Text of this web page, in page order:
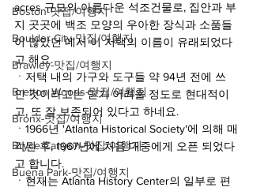
Boston-맛집/여행지
Boulder City-맛집/여행지
Brawley-맛집/여행지
Bretton Woods-맛집/여행지
Bronx-맛집/여행지
Bryce Canyon-맛집/여행지
Buena Park-맛집/여행지
acres 규모의 아름다운 석조건물로, 집안과 부
지 곳곳에 백조 모양의 우아한 장식과 소품들
이 많았던 데서 이 저택의 이름이 유래되었다
고 해요.
ㆍ저택 내의 가구와 도구들 약 94년 전에 쓰
인 것이라고는 믿기 어려울 정도로 현대적이
고, 또 잘 보존되어 있다고 하네요.
ㆍ1966년 'Atlanta Historical Society'에 의해 매
각된 후, 1967년에 처음 대중에게 오픈 되었다
고 합니다.
ㆍ현재는 Atlanta History Center의 일부로 편